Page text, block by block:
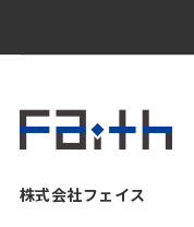
株式会社フェイス